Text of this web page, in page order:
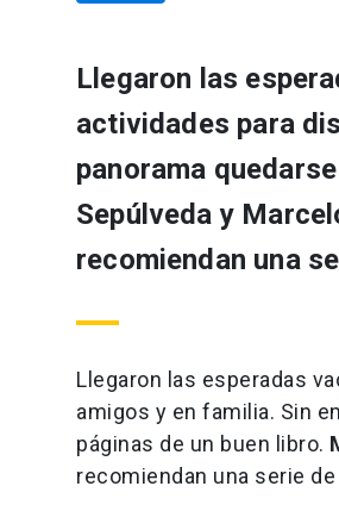
Llegaron las
actividades para
panorama
Sepúlveda y
recomiendan una
Llegaron las esperadas
amigos y en familia. Sin
páginas de un buen libro.
recomiendan una serie